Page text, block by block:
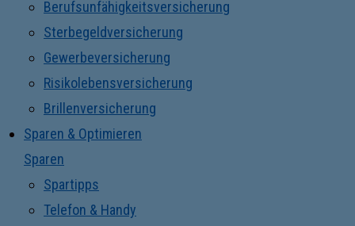
Berufsunfähigkeitsversicherung
Sterbegeldversicherung
Gewerbeversicherung
Risikolebensversicherung
Brillenversicherung
Sparen & Optimieren
Sparen
Spartipps
Telefon & Handy